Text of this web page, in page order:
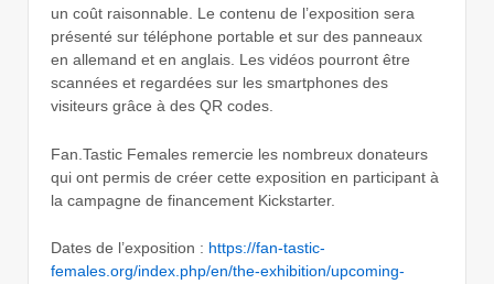
un coût raisonnable. Le contenu de l’exposition sera
présenté sur téléphone portable et sur des panneaux
en allemand et en anglais. Les vidéos pourront être
scannées et regardées sur les smartphones des
visiteurs grâce à des QR codes.
Fan.Tastic Females remercie les nombreux donateurs
qui ont permis de créer cette exposition en participant à
la campagne de financement Kickstarter.
Dates de l’exposition : https://fan-tastic-
females.org/index.php/en/the-exhibition/upcoming-